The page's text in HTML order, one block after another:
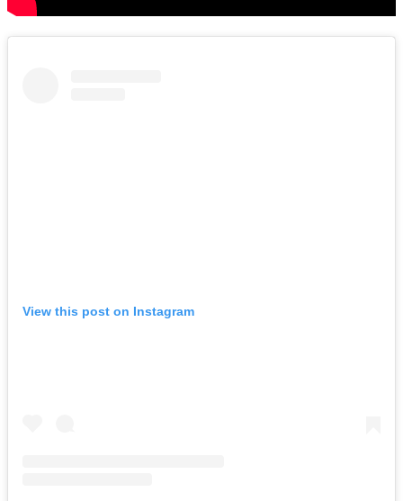
View this post on Instagram